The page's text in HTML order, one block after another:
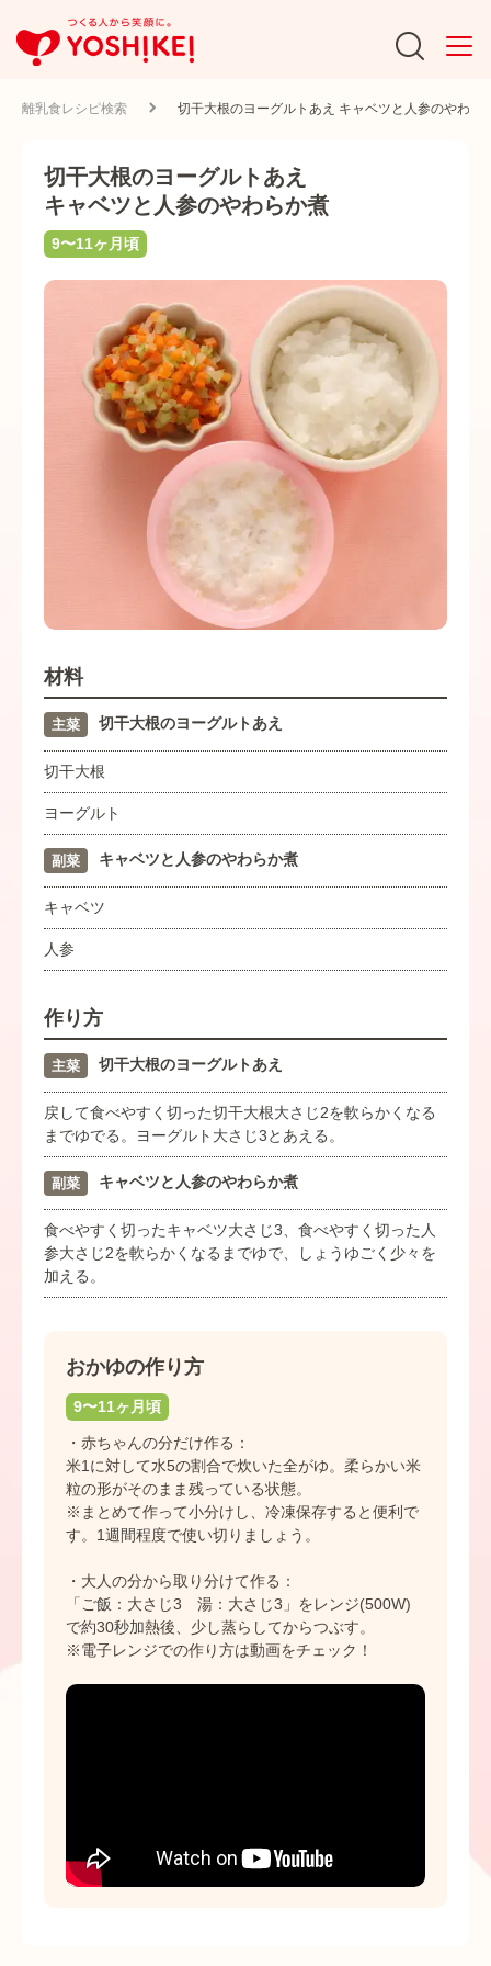
離乳食レシピ検索 切干大根のヨーグルトあえ キャベツと人参のやわら
切干大根のヨーグルトあえ
キャベツと人参のやわらか煮
9〜11ヶ月頃
材料
主菜 切干大根のヨーグルトあえ
切干大根
ヨーグルト
副菜 キャベツと人参のやわらか煮
キャベツ
人参
作り方
主菜 切干大根のヨーグルトあえ
戻して食べやすく切った切干大根大さじ2を軟らかくなる
までゆでる。ヨーグルト大さじ3とあえる。
副菜 キャベツと人参のやわらか煮
食べやすく切ったキャベツ大さじ3、食べやすく切った人
参大さじ2を軟らかくなるまでゆで、しょうゆごく少々を
加える。
おかゆの作り方
9〜11ヶ月頃
・赤ちゃんの分だけ作る：
米1に対して水5の割合で炊いた全がゆ。柔らかい米
粒の形がそのまま残っている状態。
※まとめて作って小分けし、冷凍保存すると便利で
す。1週間程度で使い切りましょう。
・大人の分から取り分けて作る：
「ご飯：大さじ3 湯：大さじ3」をレンジ(500W)
で約30秒加熱後、少し蒸らしてからつぶす。
※電子レンジでの作り方は動画をチェック！